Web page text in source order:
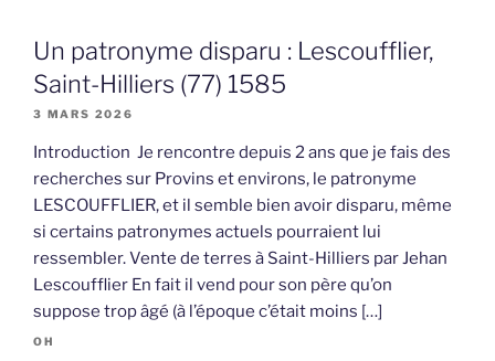
Un patronyme disparu : Lescoufflier,
Saint-Hilliers (77) 1585
3 MARS 2026
Introduction Je rencontre depuis 2 ans que je fais des
recherches sur Provins et environs, le patronyme
LESCOUFFLIER, et il semble bien avoir disparu, même
si certains patronymes actuels pourraient lui
ressembler. Vente de terres à Saint-Hilliers par Jehan
Lescoufflier En fait il vend pour son père qu’on
suppose trop âgé (à l’époque c’était moins […]
OH